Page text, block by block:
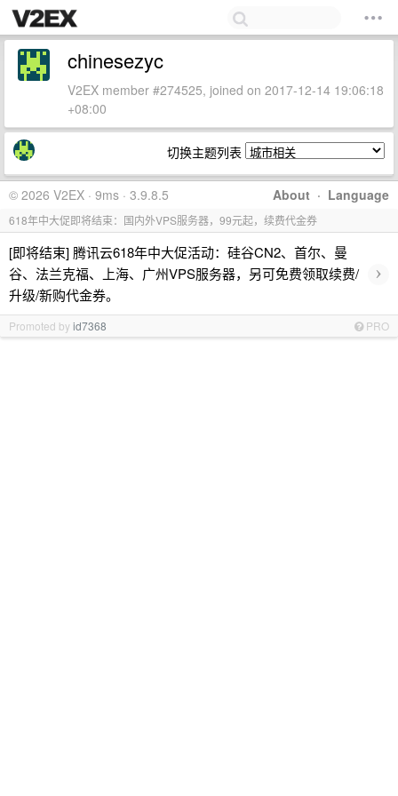
chinesezyc
V2EX member #274525, joined on 2017-12-14 19:06:18
+08:00
切换主题列表
About · Language
© 2026 V2EX · 9ms · 3.9.8.5
618年中大促即将结束：国内外VPS服务器，99元起，续费代金券
[即将结束] 腾讯云618年中大促活动：硅谷CN2、首尔、曼
谷、法兰克福、上海、广州VPS服务器，另可免费领取续费/
升级/新购代金券。
›
Promoted byid7368 PRO